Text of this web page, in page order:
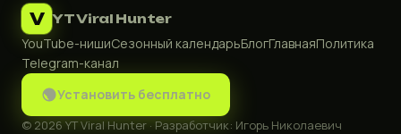
V YT Viral Hunter
YouTube-нишиСезонный календарьБлогГлавнаяПолитика
Telegram-канал
Установить бесплатно
© 2026 YT Viral Hunter · Разработчик: Игорь Николаевич